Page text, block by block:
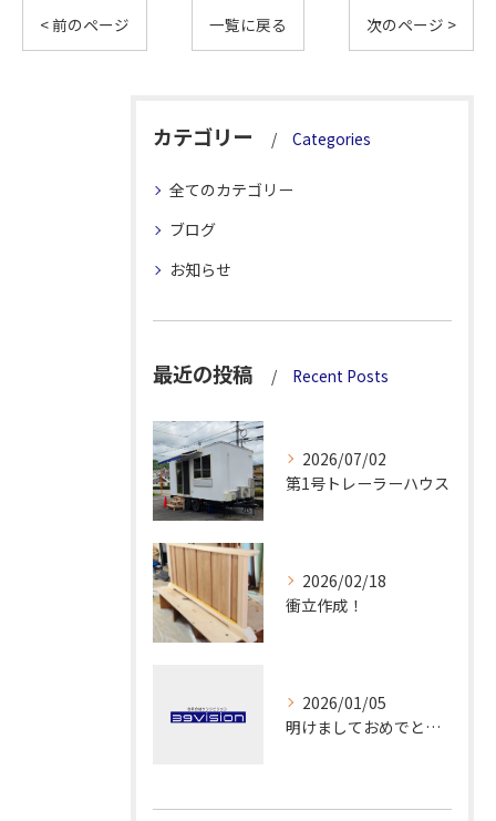
< 前のページ 一覧に戻る 次のページ >
カテゴリー Categories
全てのカテゴリー
ブログ
お知らせ
最近の投稿 Recent Posts
2026/07/02
第1号トレーラーハウス
2026/02/18
衝立作成！
2026/01/05
明けましておめでとうございます！